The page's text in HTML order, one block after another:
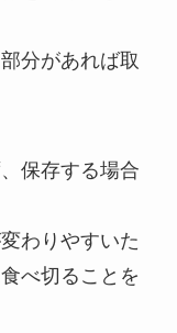
分があれば取
保存する場合
わりやすいた
べ切ることを